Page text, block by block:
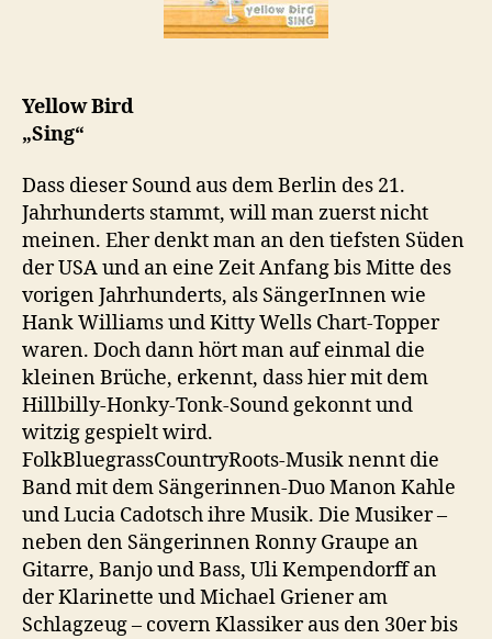
Yellow Bird
„Sing“
Dass dieser Sound aus dem Berlin des 21.
Jahrhunderts stammt, will man zuerst nicht
meinen. Eher denkt man an den tiefsten Süden
der USA und an eine Zeit Anfang bis Mitte des
vorigen Jahrhunderts, als SängerInnen wie
Hank Williams und Kitty Wells Chart-Topper
waren. Doch dann hört man auf einmal die
kleinen Brüche, erkennt, dass hier mit dem
Hillbilly-Honky-Tonk-Sound gekonnt und
witzig gespielt wird.
FolkBluegrassCountryRoots-Musik nennt die
Band mit dem Sängerinnen-Duo Manon Kahle
und Lucia Cadotsch ihre Musik. Die Musiker –
neben den Sängerinnen Ronny Graupe an
Gitarre, Banjo und Bass, Uli Kempendorff an
der Klarinette und Michael Griener am
Schlagzeug – covern Klassiker aus den 30er bis